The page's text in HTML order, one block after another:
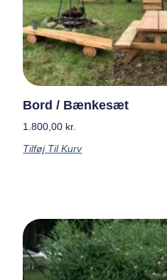
Bord / Bænkesæt
1.800,00 kr.
Tilføj Til Kurv